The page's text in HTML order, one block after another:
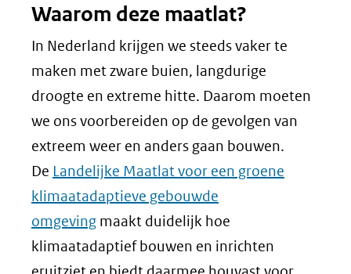
Waarom deze maatlat?
In Nederland krijgen we steeds vaker te
maken met zware buien, langdurige
droogte en extreme hitte. Daarom moeten
we ons voorbereiden op de gevolgen van
extreem weer en anders gaan bouwen.
De Landelijke Maatlat voor een groene
klimaatadaptieve gebouwde
omgeving maakt duidelijk hoe
klimaatadaptief bouwen en inrichten